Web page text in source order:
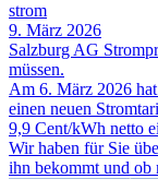
strom
9. März 2026
Salzburg AG
müssen.
Am 6. März 2026
einen neuen
9,9 Cent/kWh netto
Wir haben für Sie
ihn bekommt und